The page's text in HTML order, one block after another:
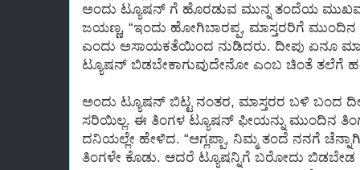
ಅಂದು ಟ್ಯೂಷನ್ ಗೆ ಹೊರಡುವ ಮುನ್ನ ತಂದೆಯ
ಜಯಣ್ಣ, “ಇಂದು ಹೋಗಿಬಾರಪ್ಪ, ಮಾಸ್ತರರಿಗೆ ಮುಂದಿನ
ಎಂದು ಅಸಾಯಕತೆಯಿಂದ ನುಡಿದರು. ದೀಪು ಏನೂ
ಟ್ಯೂಷನ್ ಬಿಡಬೇಕಾಗುವುದೇನೋ ಎಂಬ ಚಿಂತೆ ತಲೆಗೆ
ಅಂದು ಟ್ಯೂಷನ್ ಬಿಟ್ಟ ನಂತರ, ಮಾಸ್ತರರ ಬಳಿ ಬಂದ
ಸರಿಯಿಲ್ಲ. ಈ ತಿಂಗಳ ಟ್ಯೂಷನ್ ಫೀಯನ್ನು ಮುಂದಿನ
ದನಿಯಲ್ಲೇ ಹೇಳಿದ. “ಆಗ್ಲಪ್ಪಾ, ನಿಮ್ಮ ತಂದೆ ನನಗೆ
ತಿಂಗಳೇ ಕೊಡು. ಆದರೆ ಟ್ಯೂಷನ್ನಿಗೆ ಬರೋದು ಬಿಡಬೇಡ